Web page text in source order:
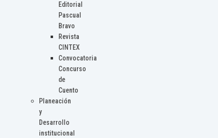
Editorial
Pascual
Bravo
Revista
CINTEX
Convocatoria
Concurso
de
Cuento
Planeación
y
Desarrollo
institucional